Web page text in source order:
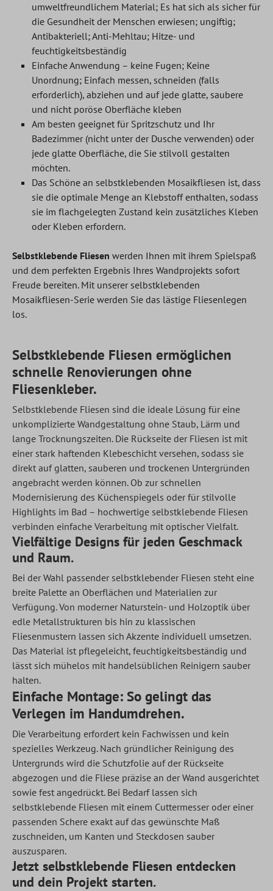
umweltfreundlichem Material; Es hat sich als sicher für
die Gesundheit der Menschen erwiesen; ungiftig;
Antibakteriell; Anti-Mehltau; Hitze- und
feuchtigkeitsbeständig
Einfache Anwendung – keine Fugen; Keine
Unordnung; Einfach messen, schneiden (falls
erforderlich), abziehen und auf jede glatte, saubere
und nicht poröse Oberfläche kleben
Am besten geeignet für Spritzschutz und Ihr
Badezimmer (nicht unter der Dusche verwenden) oder
jede glatte Oberfläche, die Sie stilvoll gestalten
möchten.
Das Schöne an selbstklebenden Mosaikfliesen ist, dass
sie die optimale Menge an Klebstoff enthalten, sodass
sie im flachgelegten Zustand kein zusätzliches Kleben
oder Kleben erfordern.
Selbstklebende Fliesen werden Ihnen mit ihrem Spielspaß
und dem perfekten Ergebnis Ihres Wandprojekts sofort
Freude bereiten. Mit unserer selbstklebenden
Mosaikfliesen-Serie werden Sie das lästige Fliesenlegen
los.
Selbstklebende Fliesen ermöglichen
schnelle Renovierungen ohne
Fliesenkleber.
Selbstklebende Fliesen sind die ideale Lösung für eine
unkomplizierte Wandgestaltung ohne Staub, Lärm und
lange Trocknungszeiten. Die Rückseite der Fliesen ist mit
einer stark haftenden Klebeschicht versehen, sodass sie
direkt auf glatten, sauberen und trockenen Untergründen
angebracht werden können. Ob zur schnellen
Modernisierung des Küchenspiegels oder für stilvolle
Highlights im Bad – hochwertige selbstklebende Fliesen
verbinden einfache Verarbeitung mit optischer Vielfalt.
Vielfältige Designs für jeden Geschmack
und Raum.
Bei der Wahl passender selbstklebender Fliesen steht eine
breite Palette an Oberflächen und Materialien zur
Verfügung. Von moderner Naturstein- und Holzoptik über
edle Metallstrukturen bis hin zu klassischen
Fliesenmustern lassen sich Akzente individuell umsetzen.
Das Material ist pflegeleicht, feuchtigkeitsbeständig und
lässt sich mühelos mit handelsüblichen Reinigern sauber
halten.
Einfache Montage: So gelingt das
Verlegen im Handumdrehen.
Die Verarbeitung erfordert kein Fachwissen und kein
spezielles Werkzeug. Nach gründlicher Reinigung des
Untergrunds wird die Schutzfolie auf der Rückseite
abgezogen und die Fliese präzise an der Wand ausgerichtet
sowie fest angedrückt. Bei Bedarf lassen sich
selbstklebende Fliesen mit einem Cuttermesser oder einer
passenden Schere exakt auf das gewünschte Maß
zuschneiden, um Kanten und Steckdosen sauber
auszusparen.
Jetzt selbstklebende Fliesen entdecken
und dein Projekt starten.